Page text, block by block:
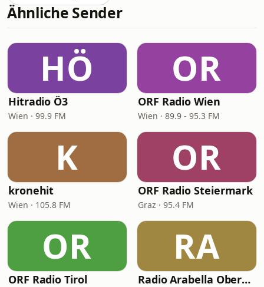
Ähnliche Sender
HÖ
Hitradio Ö3
Wien · 99.9 FM
OR
ORF Radio Wien
Wien · 89.9 - 95.3 FM
K
kronehit
Wien · 105.8 FM
OR
ORF Radio Steiermark
Graz · 95.4 FM
OR
ORF Radio Tirol
RA
Radio Arabella Oberösterreich